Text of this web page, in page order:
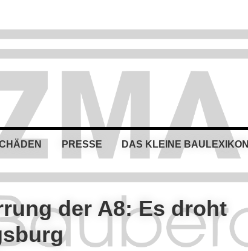
PRESSE DAS KLEINE BAULEXIKON
der A8: Es droht